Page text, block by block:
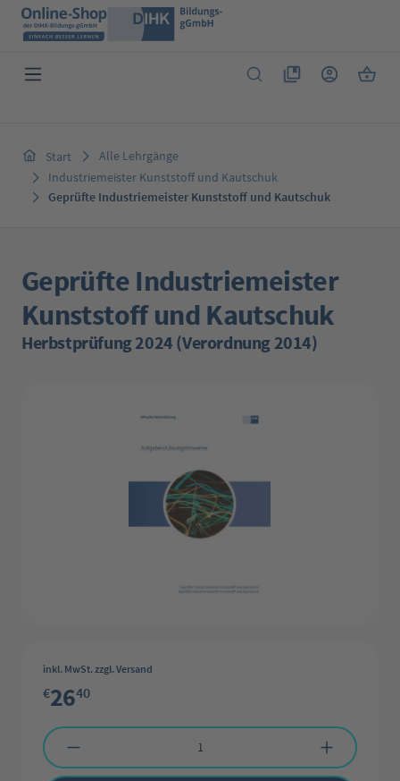
Zum Hauptinhalt springen
Du hast 0 Produkte
Start
Alle Lehrgänge
Industriemeister Kunststoff und Kautschuk
Geprüfte Industriemeister Kunststoff und Kautschuk
Geprüfte Industriemeister
Kunststoff und Kautschuk
Herbstprüfung 2024 (Verordnung 2014)
inkl. MwSt. zzgl. Versand
€2640
Produkt Anzahl: Gib den gewünschten Wert ein oder benutze die